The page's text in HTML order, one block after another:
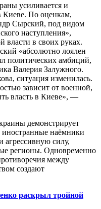
усиливается и
Киеве. По оценкам,
Сырский, под видом
наступления»,
власти в своих руках.
«абсолютно лоялен
политических амбиций,
Валерия Залужного.
ситуация изменилась.
зависит от военной,
власть в Киеве», —
демонстрирует
иностранные наёмники
агрессивную силу,
регионы. Одновременно
между
создают
раскрыл тройной